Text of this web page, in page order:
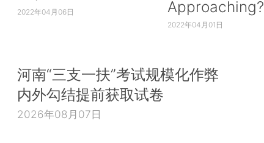
2022年04月06日 Approaching?
2022年04月01日
河南“三支一扶”考试规模化作弊
内外勾结提前获取试卷
2026年08月07日